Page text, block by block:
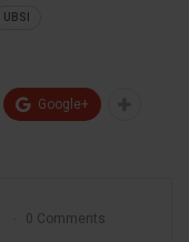
UBSI
Google+
0 Comments